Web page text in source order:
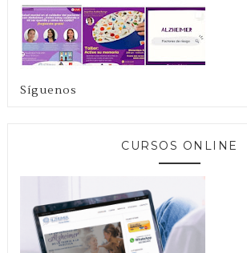
Síguenos
CURSOS ONLINE